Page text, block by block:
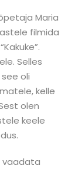
Maria
filmida
Selles
oli
kelle
olen
keele
vaadata